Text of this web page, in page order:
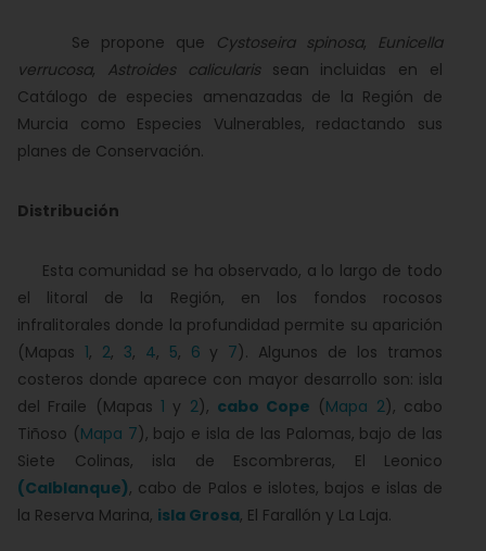
Se propone que Cystoseira spinosa, Eunicella
verrucosa, Astroides calicularissean incluidas en el
Catálogo de especies amenazadas de la Región de
Murcia como Especies Vulnerables, redactando sus
planes de Conservación.
Distribución
Esta comunidad se ha observado, a lo largo de todo
el litoral de la Región, en los fondos rocosos
infralitorales donde la profundidad permite su aparición
(Mapas 1, 2, 3, 4, 5, 6 y 7). Algunos de los tramos
costeros donde aparece con mayor desarrollo son: isla
del Fraile (Mapas 1 y 2), cabo Cope (Mapa 2), cabo
Tiñoso (Mapa 7), bajo e isla de las Palomas, bajo de las
Siete Colinas, isla de Escombreras, El Leonico
(Calblanque), cabo de Palos e islotes, bajos e islas de
la Reserva Marina, isla Grosa, El Farallón y La Laja.